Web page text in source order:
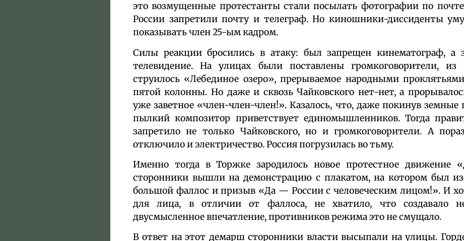
это возмущенные протестанты стали посылать фотографии по
России запретили почту и телеграф. Но киношники-диссиденты
показывать член 25-ым кадром.
Силы реакции бросились в атаку: был запрещен кинематограф, а
телевидение. На улицах были поставлены громкоговорители, из
струилось «Лебединое озеро», прерываемое народными
пятой колонны. Но даже и сквозь Чайковского нет-нет, а
уже заветное «член-член-член!». Казалось, что, даже покинув земные
пылкий композитор приветствует единомышленников. Тогда
запретило не только Чайковского, но и громкоговорители. А
отключило и электричество. Россия погрузилась во тьму.
Именно тогда в Торжке зародилось новое протестное движение
сторонники вышли на демонстрацию с плакатом, на котором был
большой фаллос и призыв «Да — России с человеческим лицом!». И
для лица, в отличии от фаллоса, не хватило, что создавало
двусмысленное впечатление, противников режима это не смущало.
В ответ на этот демарш сторонники власти высыпали на улицы.